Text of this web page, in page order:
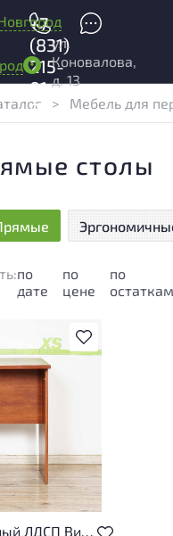
+7
(831)
215-
01-
04
ул.
Коновалова,
д. 13
> Мебель для
столы
по
дате
по
цене
по
В избранное
на
Стол прямоугольный ЛДСП Вишня